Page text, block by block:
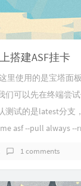
搭建ASF挂卡
里使用的是宝塔面
们可以先在终端尝
测试的是latest分
asf --pull always --
1 comments